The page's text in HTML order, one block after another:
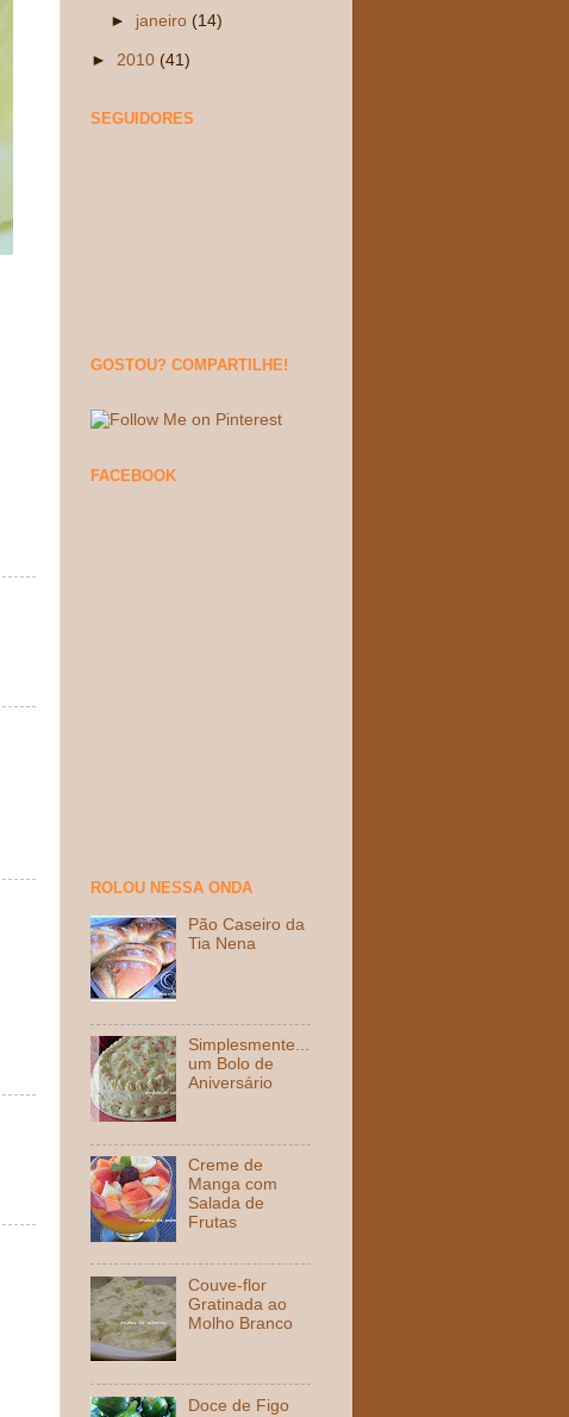
► janeiro (14)
► 2010 (41)
SEGUIDORES
GOSTOU? COMPARTILHE!
FACEBOOK
ROLOU NESSA ONDA
Pão Caseiro da
Tia Nena
Simplesmente...
um Bolo de
Aniversário
Creme de
Manga com
Salada de
Frutas
Couve-flor
Gratinada ao
Molho Branco
Doce de Figo